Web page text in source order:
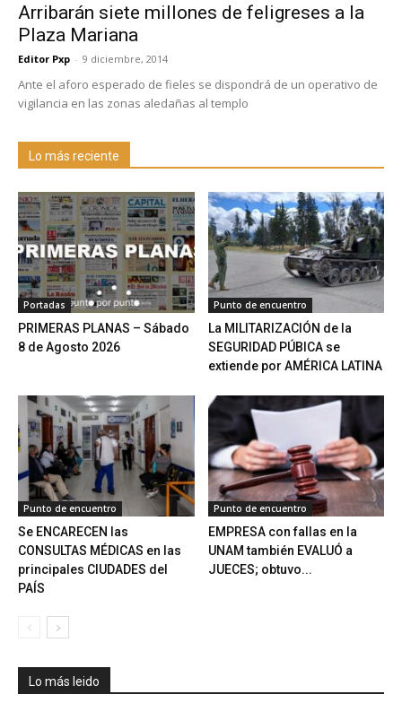
Arribarán siete millones de feligreses a la
Plaza Mariana
Editor Pxp - 9 diciembre, 2014
Ante el aforo esperado de fieles se dispondrá de un operativo de
vigilancia en las zonas aledañas al templo
Lo más reciente
Portadas
PRIMERAS PLANAS – Sábado
8 de Agosto 2026
Punto de encuentro
La MILITARIZACIÓN de la
SEGURIDAD PÚBICA se
extiende por AMÉRICA LATINA
Punto de encuentro
Se ENCARECEN las
CONSULTAS MÉDICAS en las
principales CIUDADES del
PAÍS
Punto de encuentro
EMPRESA con fallas en la
UNAM también EVALUÓ a
JUECES; obtuvo...
Lo más leido